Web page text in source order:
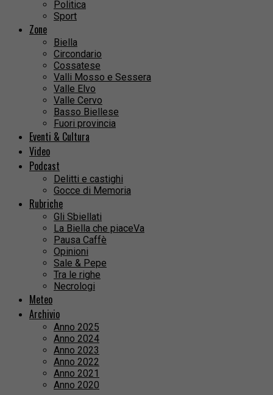
Politica
Sport
Zone
Biella
Circondario
Cossatese
Valli Mosso e Sessera
Valle Elvo
Valle Cervo
Basso Biellese
Fuori provincia
Eventi & Cultura
Video
Podcast
Delitti e castighi
Gocce di Memoria
Rubriche
Gli Sbiellati
La Biella che piaceVa
Pausa Caffè
Opinioni
Sale & Pepe
Tra le righe
Necrologi
Meteo
Archivio
Anno 2025
Anno 2024
Anno 2023
Anno 2022
Anno 2021
Anno 2020